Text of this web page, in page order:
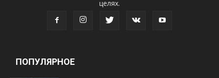
целях.
ПОПУЛЯРНОЕ